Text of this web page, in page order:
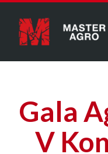
Gala
V